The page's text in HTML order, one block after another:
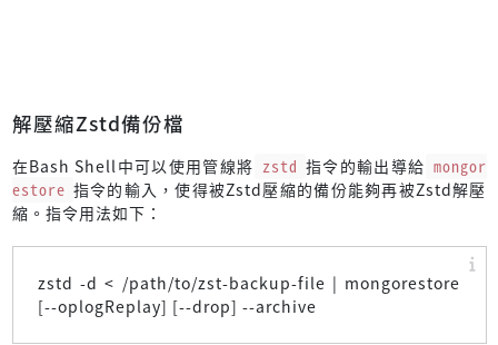
解壓縮Zstd備份檔
在Bash Shell中可以使用管線將 zstd 指令的輸出導給 mongor
estore 指令的輸入，使得被Zstd壓縮的備份能夠再被Zstd解壓
縮。指令用法如下：
zstd -d < /path/to/zst-backup-file | mongorestore
[--oplogReplay] [--drop] --archive